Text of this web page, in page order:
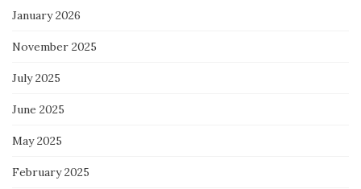
January 2026
November 2025
July 2025
June 2025
May 2025
February 2025